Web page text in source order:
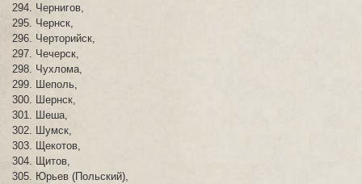
Чернигов,
Чернск,
Черторийск,
Чечерск,
Чухлома,
Шеполь,
Шернск,
Шеша,
Шумск,
Щекотов,
Щитов,
Юрьев (Польский),